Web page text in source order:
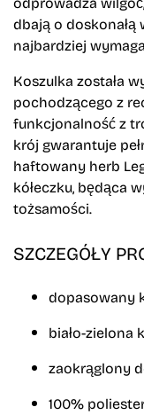
dbają o
najbardziej
Koszulka została
pochodzącego z
funkcjonalność z
krój gwarantuje
haftowany herb
kółeczku, będąca
tożsamości.
SZCZEGÓŁY
dopasowany
biało-zielona
zaokrąglony
100%